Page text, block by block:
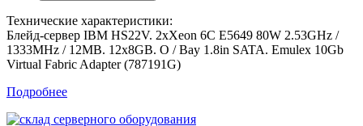
Технические характеристики:
Блейд-сервер IBM HS22V. 2xXeon 6C E5649 80W 2.53GHz /
1333MHz / 12MB. 12x8GB. O / Bay 1.8in SATA. Emulex 10Gb
Virtual Fabric Adapter (787191G)
Подробнее